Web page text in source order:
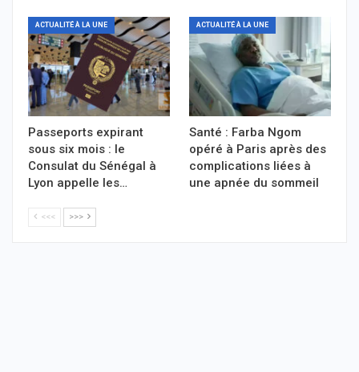
ACTUALITÉ À LA UNE
Passeports expirant
sous six mois : le
Consulat du Sénégal à
Lyon appelle les…
ACTUALITÉ À LA UNE
Santé : Farba Ngom
opéré à Paris après des
complications liées à
une apnée du sommeil
<<< >>>